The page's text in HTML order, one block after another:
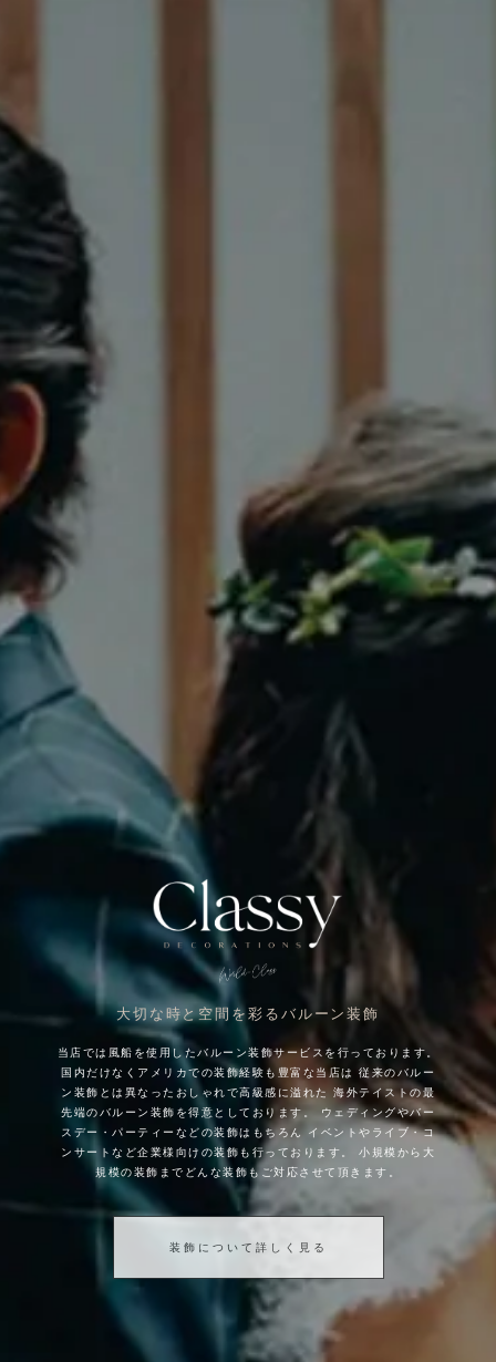
大切な時と空間を彩るバルーン装飾
当店では風船を使用したバルーン装飾サービスを行っております。
国内だけなくアメリカでの装飾経験も豊富な当店は
従来のバルー
ン装飾とは異なったおしゃれで高級感に溢れた
海外テイストの最
先端のバルーン装飾を得意としております。
ウェディングやバー
スデー・パーティーなどの装飾はもちろん
イベントやライブ・コ
ンサートなど企業様向けの装飾も行っております。
小規模から大
規模の装飾までどんな装飾もご対応させて頂きます。
装飾について詳しく見る